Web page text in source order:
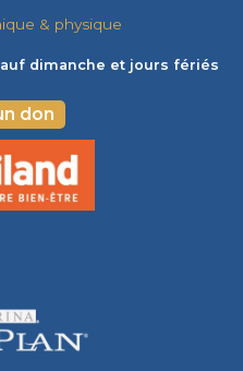
& physique
dimanche et jours fériés
don